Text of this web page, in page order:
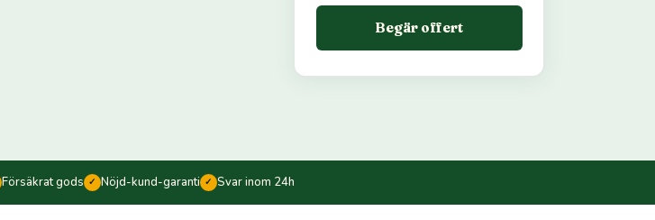
Begär offert
Försäkrat gods ✓ Nöjd-kund-garanti ✓ Svar inom 24h